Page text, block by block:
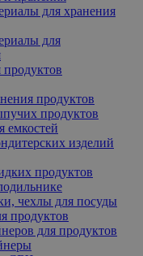
для хранения
для
продуктов
продуктов
продуктов
емкостей
изделий
продуктов
чехлы для посуды
продуктов
для продуктов